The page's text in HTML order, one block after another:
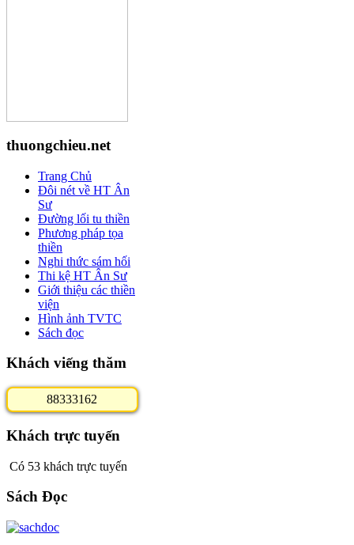
thuongchieu.net
Trang Chủ
Đôi nét về HT Ân
Sư
Đường lối tu thiền
Phương pháp tọa
thiền
Nghi thức sám hối
Thi kệ HT Ân Sư
Giới thiệu các thiền
viện
Hình ảnh TVTC
Sách đọc
Khách viếng thăm
88333162
Khách trực tuyến
Có 53 khách trực tuyến
Sách Đọc